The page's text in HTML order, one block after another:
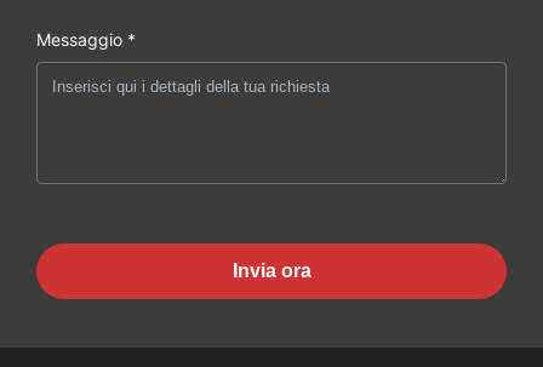
Messaggio *
Invia ora